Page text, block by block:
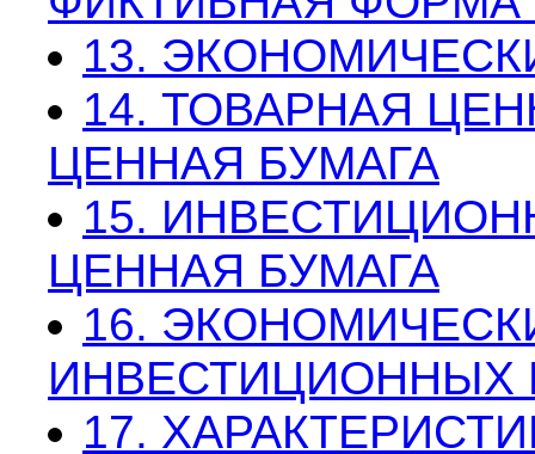
13.
14. ТОВАРНАЯ
ЦЕННАЯ БУМАГА
15.
ЦЕННАЯ БУМАГА
16.
ИНВЕСТИЦИОННЫХ
17.